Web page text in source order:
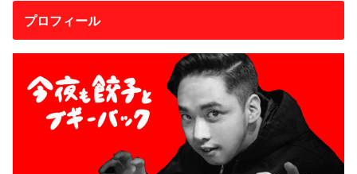
プロフィール